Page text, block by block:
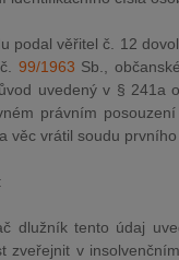
podal věřitel č. 12
99/1963 Sb.,
uvedený v § 241a
právním
věc vrátil soudu
dlužník tento údaj
zveřejnit v